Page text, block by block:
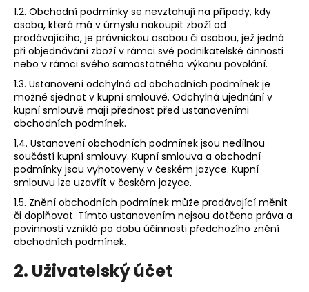
1.2. Obchodní podmínky se nevztahují na případy, kdy
osoba, která má v úmyslu nakoupit zboží od
prodávajícího, je právnickou osobou či osobou, jež jedná
při objednávání zboží v rámci své podnikatelské činnosti
nebo v rámci svého samostatného výkonu povolání.
1.3. Ustanovení odchylná od obchodních podmínek je
možné sjednat v kupní smlouvě. Odchylná ujednání v
kupní smlouvě mají přednost před ustanoveními
obchodních podmínek.
1.4. Ustanovení obchodních podmínek jsou nedílnou
součástí kupní smlouvy. Kupní smlouva a obchodní
podmínky jsou vyhotoveny v českém jazyce. Kupní
smlouvu lze uzavřít v českém jazyce.
1.5. Znění obchodních podmínek může prodávající měnit
či doplňovat. Tímto ustanovením nejsou dotčena práva a
povinnosti vzniklá po dobu účinnosti předchozího znění
obchodních podmínek.
2. Uživatelský účet
D
o
p
o
r
u
č
u
j
e
m
e
PLENKOVÁ
KYTIČKA
PRO
370